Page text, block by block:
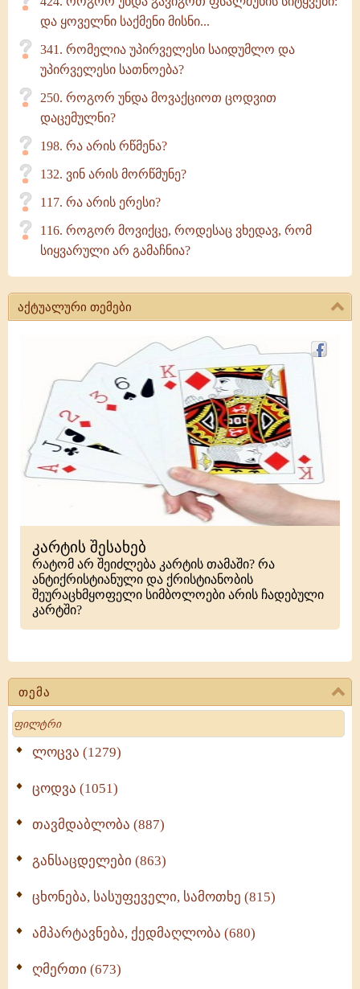
თემა
Search
ლოცვა (1279)
ცოდვა (1051)
თავმდაბლობა (887)
განსაცდელები (863)
ცხონება, სასუფეველი, სამოთხე (815)
ამპარტავნება, ქედმაღლობა (680)
ღმერთი (673)
და ყოველნი საქმენი მისნი...
341. რომელია უპირველესი საიდუმლო და
უპირველესი სათნოება?
250. როგორ უნდა მოვაქციოთ ცოდვით
დაცემულნი?
198. რა არის რწმენა?
132. ვინ არის მორწმუნე?
117. რა არის ერესი?
116. როგორ მოვიქცე, როდესაც ვხედავ, რომ
სიყვარული არ გამაჩნია?
აქტუალური თემები
კარტის შესახებ
რატომ არ შეიძლება კარტის თამაში? რა
ანტიქრისტიანული და ქრისტიანობის
შეურაცხმყოფელი სიმბოლოები არის ჩადებული
კარტში?